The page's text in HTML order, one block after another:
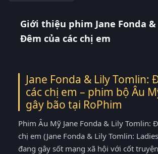
Giới thiệu phim Jane Fonda
Đêm của các chị em
Jane Fonda & Lily Tomlin:
các chị em – phim bộ Âu
gây bão tại RoPhim
Phim Âu Mỹ Jane Fonda & Lily Tomlin:
chị em (Jane Fonda & Lily Tomlin:
đang gây sốt mạng xã hội với cốt